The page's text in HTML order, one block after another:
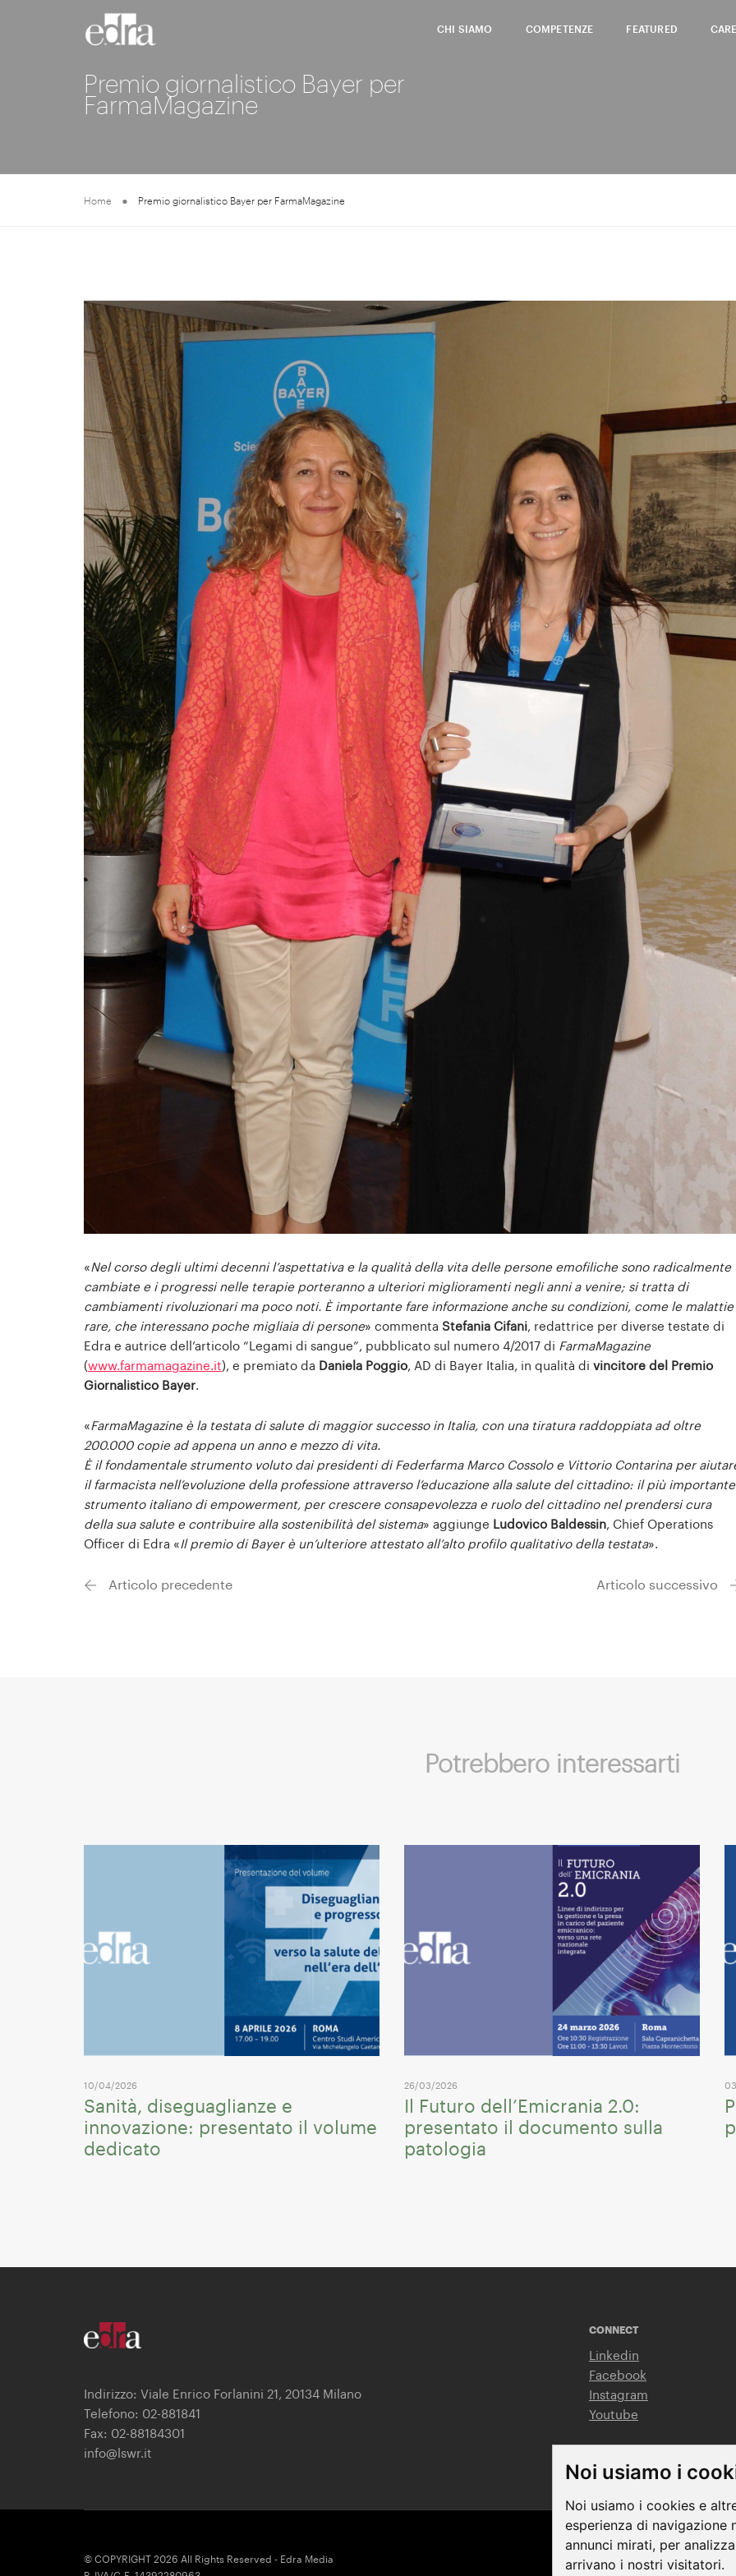
Noi usiamo i
Noi usiamo i cookies e
esperienza di
annunci mirati, per
arrivano i nostri visitatori.
CHI SIAMO COMPETENZE FEATURED
Premio giornalistico Bayer per
FarmaMagazine
Home Premio giornalistico Bayer per FarmaMagazine
«Nel corso degli ultimi decenni l’aspettativa e la qualità della vita delle persone emofiliche sono radicalmente
cambiate e i progressi nelle terapie porteranno a ulteriori miglioramenti negli anni a venire; si tratta di
cambiamenti rivoluzionari ma poco noti. È importante fare informazione anche su condizioni, come le malattie
rare, che interessano poche migliaia di persone» commenta Stefania Cifani, redattrice per diverse testate di
Edra e autrice dell’articolo “Legami di sangue”, pubblicato sul numero 4/2017 di FarmaMagazine
(www.farmamagazine.it), e premiato da Daniela Poggio, AD di Bayer Italia, in qualità di vincitore del Premio
Giornalistico Bayer.
«FarmaMagazine è la testata di salute di maggior successo in Italia, con una tiratura raddoppiata ad oltre
200.000 copie ad appena un anno e mezzo di vita.
È il fondamentale strumento voluto dai presidenti di Federfarma Marco Cossolo e Vittorio Contarina per
il farmacista nell’evoluzione della professione attraverso l’educazione alla salute del cittadino: il più importante
strumento italiano di empowerment, per crescere consapevolezza e ruolo del cittadino nel prendersi cura
della sua salute e contribuire alla sostenibilità del sistema» aggiunge Ludovico Baldessin, Chief Operations
Officer di Edra « Il premio di Bayer è un’ulteriore attestato all’alto profilo qualitativo della testata».
Articolo precedente Articolo successivo
Potrebbero interessarti
10/04/2026
Sanità, diseguaglianze e
innovazione: presentato il volume
dedicato
26/03/2026
Il Futuro dell’Emicrania 2.0:
presentato il documento sulla
patologia
Indirizzo: Viale Enrico Forlanini 21, 20134 Milano
Telefono: 02-881841
Fax: 02-88184301
info@lswr.it
CONNECT
Linkedin
Facebook
Instagram
Youtube
© COPYRIGHT 2026 All Rights Reserved - Edra Media
Terms &